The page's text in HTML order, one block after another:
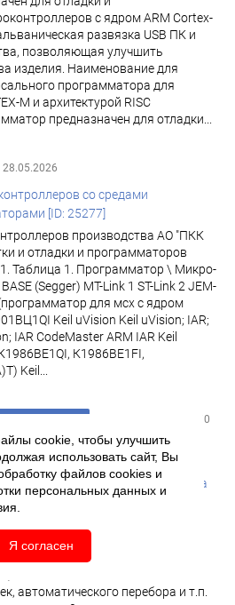
с ядром ARM Cortex-
развязка USB ПК и
позволяющая улучшить
изделия. Наименование для
программатора для
M и архитектурой RISC
предназначен для отладки...
со средами
[ID: 25277]
производства АО "ПКК
и отладки и программаторов
Таблица 1. Программатор \ Микро-
(Segger) MT-Link 1 ST-Link 2 JEM-
для мсх с ядром
Keil uVision Keil uVision; IAR;
IAR CodeMaster ARM IAR Keil
К1986ВЕ1FI,
Keil...
Изменен: 21.02.2020
функционировать
Может ли в режиме
АЦП? Как это влияет на
функционировать
АЦП может
если настроены в режим
но без возможности
автоматического перебора и т.п.
cookie, чтобы улучшить
использовать сайт, Вы
файлов cookies и
персональных данных и
Я согласен